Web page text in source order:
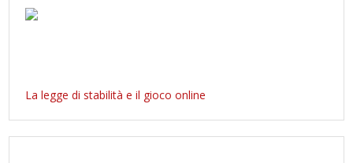
La legge di stabilità e il gioco online